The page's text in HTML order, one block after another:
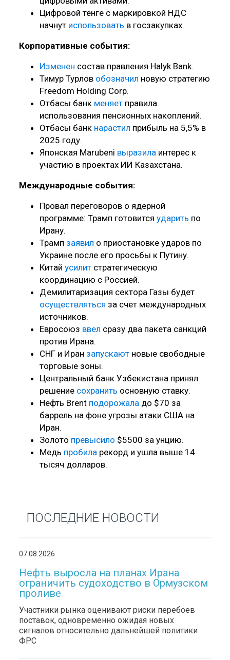
Цифровой тенге с маркировкой НДС
начнут использовать в госзакупках.
Корпоративные события:
Изменен состав правления Halyk Bank.
Тимур Турлов обозначил новую стратегию
Freedom Holding Corp.
Отбасы банк меняет правила
использования пенсионных накоплений.
Отбасы банк нарастил прибыль на 5,5% в
2025 году.
Японская Marubeni выразила интерес к
участию в проектах ИИ Казахстана.
Международные события:
Провал переговоров о ядерной
программе: Трамп готовитсяударить по
Ирану.
Трамп заявил о приостановке ударов по
Украине после его просьбы к Путину.
Китайусилит стратегическую
координацию с Россией.
Демилитаризация сектора Газы будет
осуществляться за счет международных
источников.
Евросоюз ввел сразу два пакета санкций
против Ирана.
СНГ и Иран запускают новые свободные
торговые зоны.
Центральный банк Узбекистана принял
решение сохранить основную ставку.
Нефть Brent подорожала до $70 за
баррель на фоне угрозы атаки США на
Иран.
Золото превысило $5500 за унцию.
Медь пробила рекорд и ушла выше 14
тысяч долларов.
ПОСЛЕДНИЕ НОВОСТИ
07.08.2026
Нефть выросла на планах Ирана
ограничить судоходство в Ормузском
проливе
Участники рынка оценивают риски перебоев
поставок, одновременно ожидая новых
сигналов относительно дальнейшей политики
ФРС